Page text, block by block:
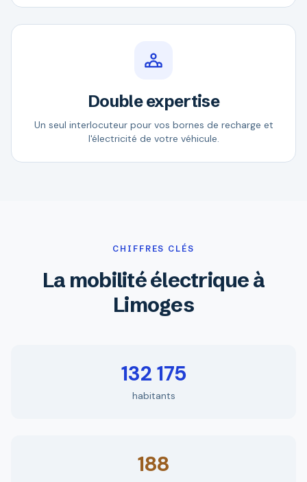
Double expertise
Un seul interlocuteur pour vos bornes de recharge et
l'électricité de votre véhicule.
CHIFFRES CLÉS
La mobilité électrique à
Limoges
132 175
habitants
188